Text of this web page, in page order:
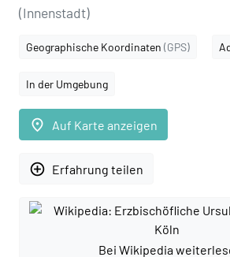
(Innenstadt)
Geographische Koordinaten (GPS)
In der Umgebung
place Auf Karte anzeigen
add_circle_outline Erfahrung teilen
Bei Wikipedia